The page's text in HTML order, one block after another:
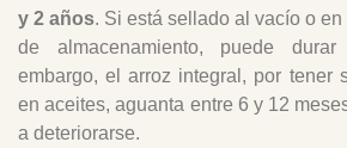
y 2 años. Si está sellado al vacío o
de almacenamiento, puede
embargo, el arroz integral, por tener
en aceites, aguanta entre 6 y 12
a deteriorarse.